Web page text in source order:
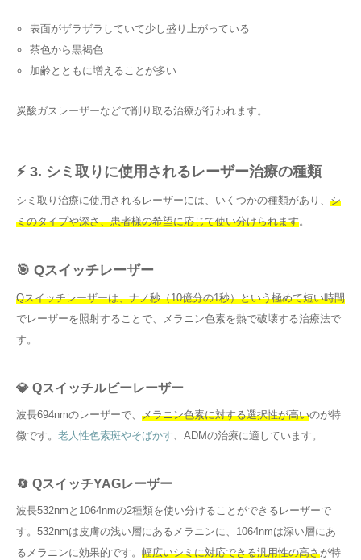
表面がザラザラしていて少し盛り上がっている
茶色から黒褐色
加齢とともに増えることが多い
炭酸ガスレーザーなどで削り取る治療が行われます。
⚡ 3. シミ取りに使用されるレーザー治療の種類
シミ取り治療に使用されるレーザーには、いくつかの種類があり、 シ
ミのタイプや深さ、患者様の希望に応じて使い分けられます。
🎯 Qスイッチレーザー
Qスイッチレーザーは、ナノ秒（10億分の1秒）という極めて短い時間
でレーザーを照射することで、メラニン色素を熱で破壊する治療法で
す。
💎 Qスイッチルビーレーザー
波長694nmのレーザーで、 メラニン色素に対する選択性が高いのが特
徴です。 老人性色素斑やそばかす、ADMの治療に適しています。
🔄 QスイッチYAGレーザー
波長532nmと1064nmの2種類を使い分けることができるレーザーで
す。532nmは皮膚の浅い層にあるメラニンに、1064nmは深い層にあ
るメラニンに効果的です。 幅広いシミに対応できる汎用性の高さが特